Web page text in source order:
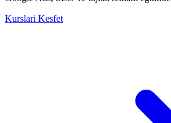
Kurslari Kesfet